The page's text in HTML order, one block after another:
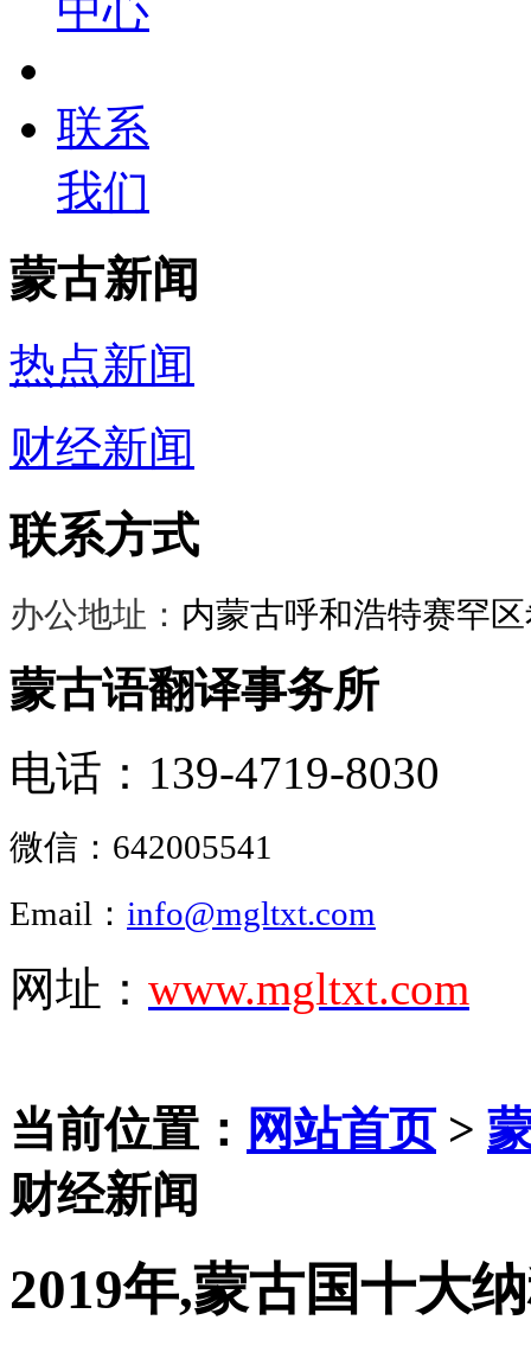
联系
我们
蒙古新闻
热点新闻
财经新闻
联系方式
办公地址： 内蒙古呼和浩特赛罕
蒙古语翻译事务所
电话：139-4719-8030
微信： 642005541
Email： info@mgltxt.com
网址： www.mgltxt.com
当前位置： 网站首页>
财经新闻
2019年,蒙古国十大